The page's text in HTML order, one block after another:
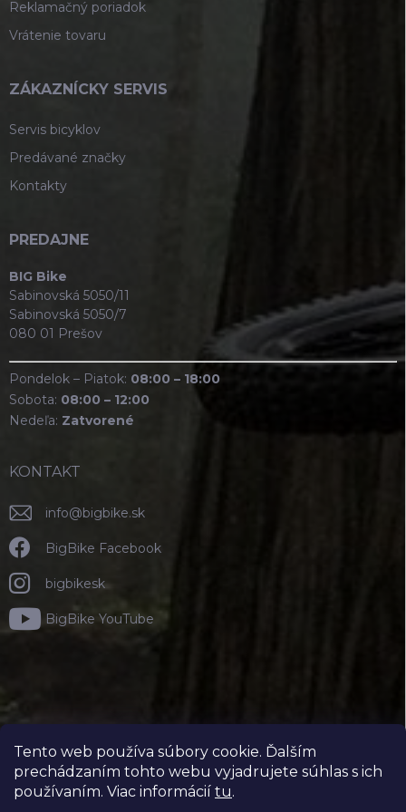
Tento web používa súbory cookie. Ďalším
prechádzaním tohto webu vyjadrujete súhlas s ich
používaním. Viac informácií tu.
Reklamačný poriadok
Vrátenie tovaru
ZÁKAZNÍCKY SERVIS
Servis bicyklov
Predávané značky
Kontakty
PREDAJNE
BIG Bike
Sabinovská 5050/11
Sabinovská 5050/7
080 01 Prešov
Pondelok – Piatok: 08:00 – 18:00
Sobota: 08:00 – 12:00
Nedeľa: Zatvorené
KONTAKT
info@bigbike.sk
BigBike Facebook
bigbikesk
BigBike YouTube